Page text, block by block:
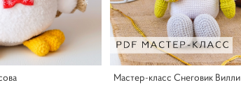
Мастер-класс Снеговик Вилли